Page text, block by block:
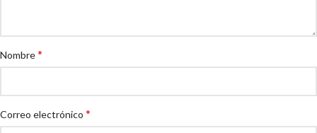
Nombre*
Correo electrónico *